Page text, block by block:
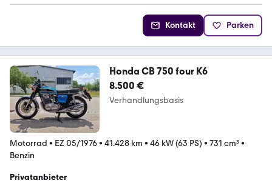
Kontakt Parken
Honda CB 750 four K6
8.500 €
Verhandlungsbasis
Motorrad • EZ 05/1976• 41.428 km • 46 kW (63 PS) • 731 cm³•
Benzin
Privatanbieter